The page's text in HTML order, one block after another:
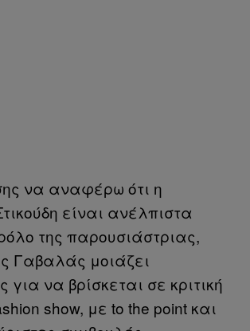
να αναφέρω ότι η
είναι ανέλπιστα
της παρουσιάστριας,
Γαβαλάς μοιάζει
για να βρίσκεται σε κριτική
show, με to the point και